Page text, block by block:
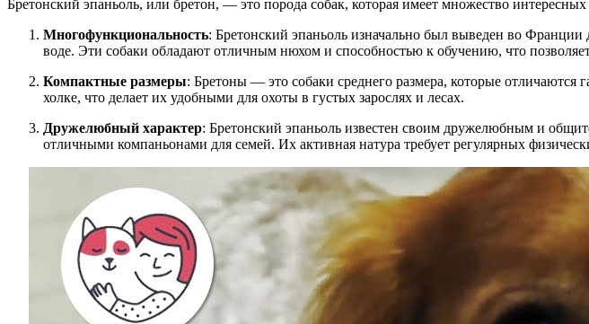
Бретонский эпаньоль, или бретон, — это порода собак, которая имеет множество
Многофункциональность: Бретонский эпаньоль изначально был выведен во
воде. Эти собаки обладают отличным нюхом и способностью к обучению, что
Компактные размеры: Бретоны — это собаки среднего размера, которые
холке, что делает их удобными для охоты в густых зарослях и лесах.
Дружелюбный характер: Бретонский эпаньоль известен своим дружелюбным и
отличными компаньонами для семей. Их активная натура требует регулярных